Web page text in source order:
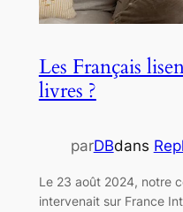
Les Français
livres ?
parDBdans
Le 23 août 2024, notre
intervenait sur France